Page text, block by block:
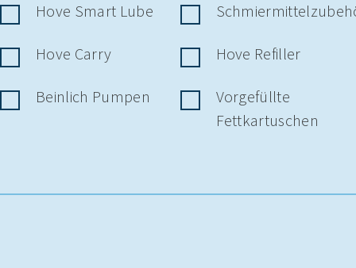
Hove Smart Lube
Hove Carry Hove Refiller
Beinlich Pumpen
Vorgefüllte
Fettkartuschen